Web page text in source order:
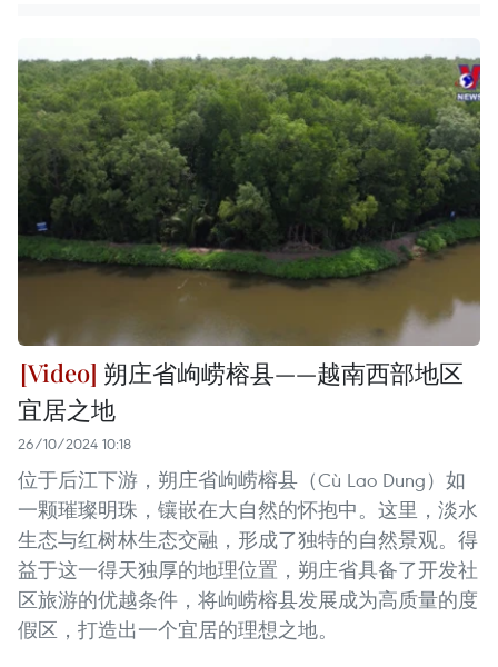
朔庄省岣崂榕县——越南西部地区
宜居之地
26/10/2024 10:18
位于后江下游，朔庄省岣崂榕县（Cù Lao Dung）如
一颗璀璨明珠，镶嵌在大自然的怀抱中。这里，淡水
生态与红树林生态交融，形成了独特的自然景观。得
益于这一得天独厚的地理位置，朔庄省具备了开发社
区旅游的优越条件，将岣崂榕县发展成为高质量的度
假区，打造出一个宜居的理想之地。